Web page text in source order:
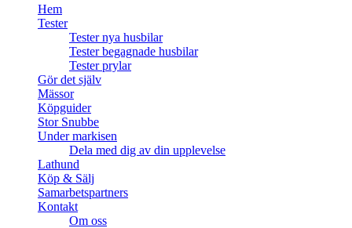
Hem
Tester
Tester nya husbilar
Tester begagnade husbilar
Tester prylar
Gör det själv
Mässor
Köpguider
Stor Snubbe
Under markisen
Dela med dig av din upplevelse
Lathund
Köp & Sälj
Samarbetspartners
Kontakt
Om oss